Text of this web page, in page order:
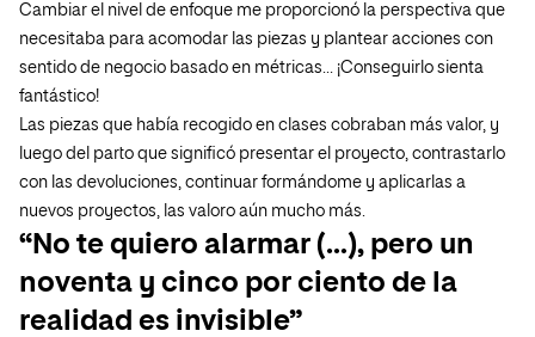
Cambiar el nivel de enfoque me proporcionó la perspectiva que
necesitaba para acomodar las piezas y plantear acciones con
sentido de negocio basado en métricas… ¡Conseguirlo sienta
fantástico!
Las piezas que había recogido en clases cobraban más valor, y
luego del parto que significó presentar el proyecto, contrastarlo
con las devoluciones, continuar formándome y aplicarlas a
nuevos proyectos, las valoro aún mucho más.
“No te quiero alarmar (…), pero un
noventa y cinco por ciento de la
realidad es invisible”